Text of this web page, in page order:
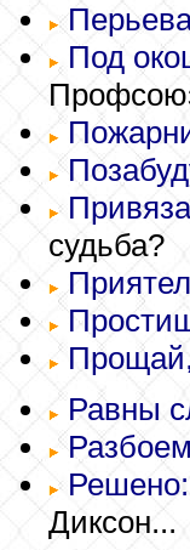
Под
судьба?
Прощай,
Равны
Диксон...